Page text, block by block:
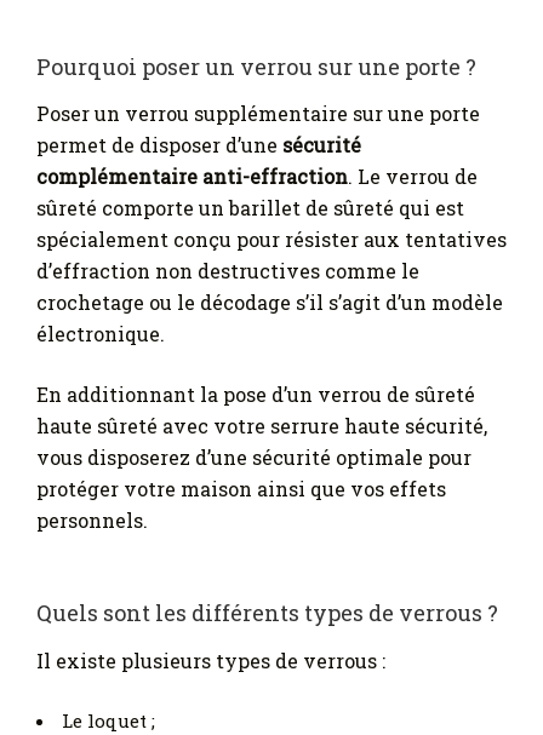
Pourquoi poser un verrou sur une porte ?
Poser un verrou supplémentaire sur une porte
permet de disposer d’une sécurité
complémentaire anti-effraction. Le verrou de
sûreté comporte un barillet de sûreté qui est
spécialement conçu pour résister aux tentatives
d’effraction non destructives comme le
crochetage ou le décodage s’il s’agit d’un modèle
électronique.
En additionnant la pose d’un verrou de sûreté
haute sûreté avec votre serrure haute sécurité,
vous disposerez d’une sécurité optimale pour
protéger votre maison ainsi que vos effets
personnels.
Quels sont les différents types de verrous ?
Il existe plusieurs types de verrous :
Le loquet ;